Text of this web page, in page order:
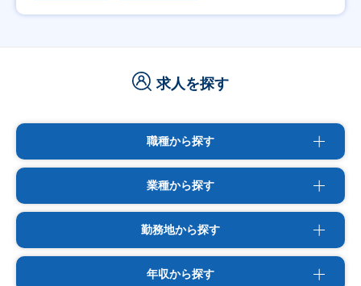
求人を探す
職種から探す
業種から探す
勤務地から探す
年収から探す